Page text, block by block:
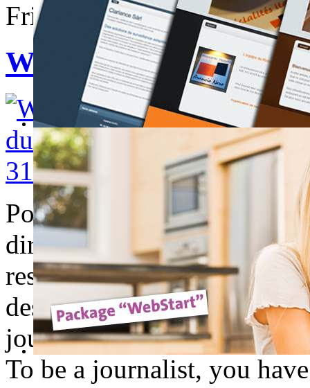
Friday, 31 May 2013 06:18
WebBuzz du 31/05/
Pour être journaliste, il faut
direct est lancé, il faut
rester professionnel,
des millions de
journaliste parvient à
To be a journalist, you